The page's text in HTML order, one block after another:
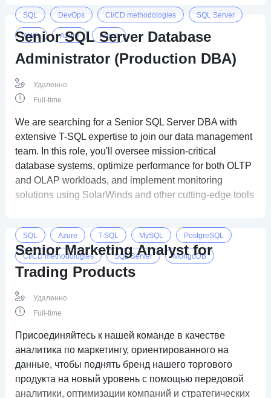
SQL DevOps CI/CD methodologies SQL Server
AWS Azure nosql
Senior SQL Server Database
Administrator (Production DBA)
Удаленно
Full-time
We are searching for a Senior SQL Server DBA with
extensive T-SQL expertise to join our data management
team. In this role, you'll oversee mission-critical
database systems, optimize performance for both OLTP
and OLAP workloads, and implement monitoring
solutions using SolarWinds and other cutting-edge tools
SQL Azure T-SQL MySQL PostgreSQL
CI/CD methodologies SQL Server MongoDB
OLAP
Senior Marketing Analyst for
Trading Products
Удаленно
Full-time
Присоединяйтесь к нашей команде в качестве
аналитика по маркетингу, ориентированного на
данные, чтобы поднять бренд нашего торгового
продукта на новый уровень с помощью передовой
аналитики, оптимизации компаний и стратегических